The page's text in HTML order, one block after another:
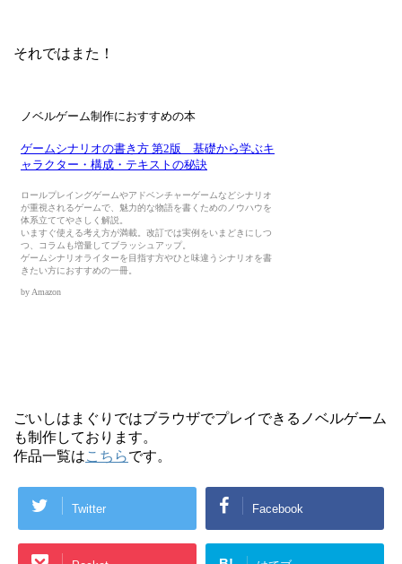
それではまた！
ごいしはまぐりではブラウザでプレイできるノベルゲーム
も制作しております。
作品一覧はこちらです。
Twitter Facebook